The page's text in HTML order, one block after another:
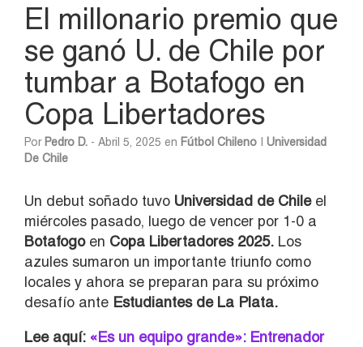
El millonario premio que
se ganó U. de Chile por
tumbar a Botafogo en
Copa Libertadores
Por Pedro D. - Abril 5, 2025 en Fútbol Chileno
Universidad
De Chile
Un debut soñado tuvo Universidad de Chileel
miércoles pasado, luego de vencer por 1-0 a
Botafogoen Copa Libertadores 2025. Los
azules sumaron un importante triunfo como
locales y ahora se preparan para su próximo
desafío ante Estudiantes de La Plata.
Lee aquí: «Es un equipo grande»: Entrenador